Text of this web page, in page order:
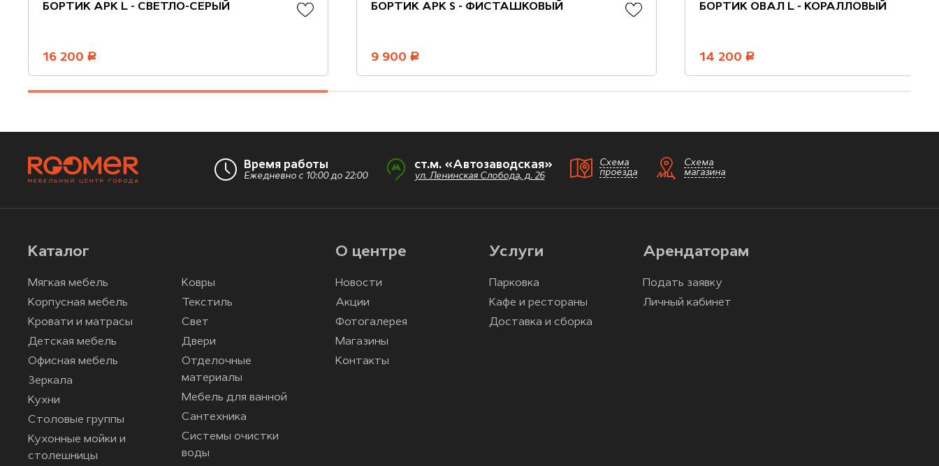
БОРТИК АРК L - СВЕТЛО-СЕРЫЙ
16 200 руб.
БОРТИК АРК S - ФИСТАШКОВЫЙ
9 900 руб.
БОРТИК ОВАЛ L - КОРАЛЛОВЫЙ
14 200 руб.
Время работы
Ежедневно с 10:00 до 22:00
ст.м. «Автозаводская»
ул. Ленинская Слобода, д. 26
Схема
проезда
Схема
магазина
Каталог
Мягкая мебель
Корпусная мебель
Кровати и матрасы
Детская мебель
Офисная мебель
Зеркала
Кухни
Столовые группы
Кухонные мойки и
столешницы
Ковры
Текстиль
Свет
Двери
Отделочные
материалы
Мебель для ванной
Сантехника
Системы очистки
воды
О центре
Новости
Акции
Фотогалерея
Магазины
Контакты
Услуги
Парковка
Кафе и рестораны
Доставка и сборка
Арендаторам
Подать заявку
Личный кабинет